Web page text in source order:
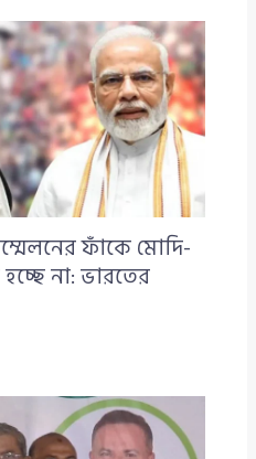
ফাঁকে মোদি-
না: ভারতের